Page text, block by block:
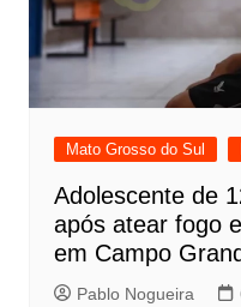
Mato Grosso do Sul
Adolescente de
após atear fogo
em Campo
Pablo Nogueira